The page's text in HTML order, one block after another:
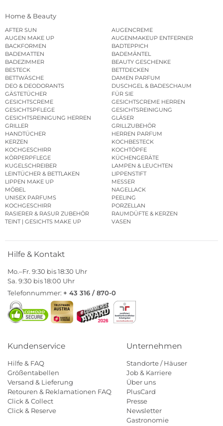
Home & Beauty
AFTER SUN
AUGENCREME
AUGEN MAKE UP
AUGENMAKEUP ENTFERNER
BACKFORMEN
BADTEPPICH
BADEMATTEN
BADEMÄNTEL
BADEZIMMER
BEAUTY GESCHENKE
BESTECK
BETTDECKEN
BETTWÄSCHE
DAMEN PARFUM
DEO & DEODORANTS
DUSCHGEL & BADESCHAUM
GÄSTETÜCHER
FÜR SIE
GESICHTSCREME
GESICHTSCREME HERREN
GESICHTSPFLEGE
GESICHTSREINIGUNG
GESICHTSREINIGUNG HERREN
GLÄSER
GRILLER
GRILLZUBEHÖR
HANDTÜCHER
HERREN PARFUM
KERZEN
KOCHBESTECK
KOCHGESCHIRR
KOCHTÖPFE
KÖRPERPFLEGE
KÜCHENGERÄTE
KUGELSCHREIBER
LAMPEN & LEUCHTEN
LEINTÜCHER & BETTLAKEN
LIPPENSTIFT
LIPPEN MAKE UP
MESSER
MÖBEL
NAGELLACK
UNISEX PARFUMS
PEELING
KOCHGESCHIRR
PORZELLAN
RASIERER & RASUR ZUBEHÖR
RAUMDÜFTE & KERZEN
TEINT | GESICHTS MAKE UP
VASEN
Hilfe & Kontakt
Mo.–Fr. 9:30 bis 18:30 Uhr
Sa. 9:30 bis 18:00 Uhr
Telefonnummer: + 43 316 / 870-0
Kundenservice
Hilfe & FAQ
Größentabellen
Versand & Lieferung
Retouren & Reklamationen FAQ
Click & Collect
Click & Reserve
Unternehmen
Standorte / Häuser
Job & Karriere
Über uns
PlusCard
Presse
Newsletter
Gastronomie